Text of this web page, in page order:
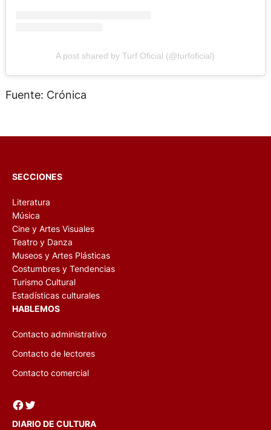
A post shared by Turf Oficial (@turfoficial)
Fuente: Crónica
SECCIONES
Literatura
Música
Cine y Artes Visuales
Teatro y Danza
Museos y Artes Plásticas
Costumbres y Tendencias
Turismo Cultural
Estadísticas culturales
HABLEMOS
Contacto administrativo
Contacto de lectores
Contacto comercial
Facebook Twitter
DIARIO DE CULTURA